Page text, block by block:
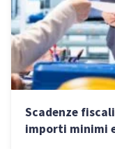
Scadenze
importi minimi